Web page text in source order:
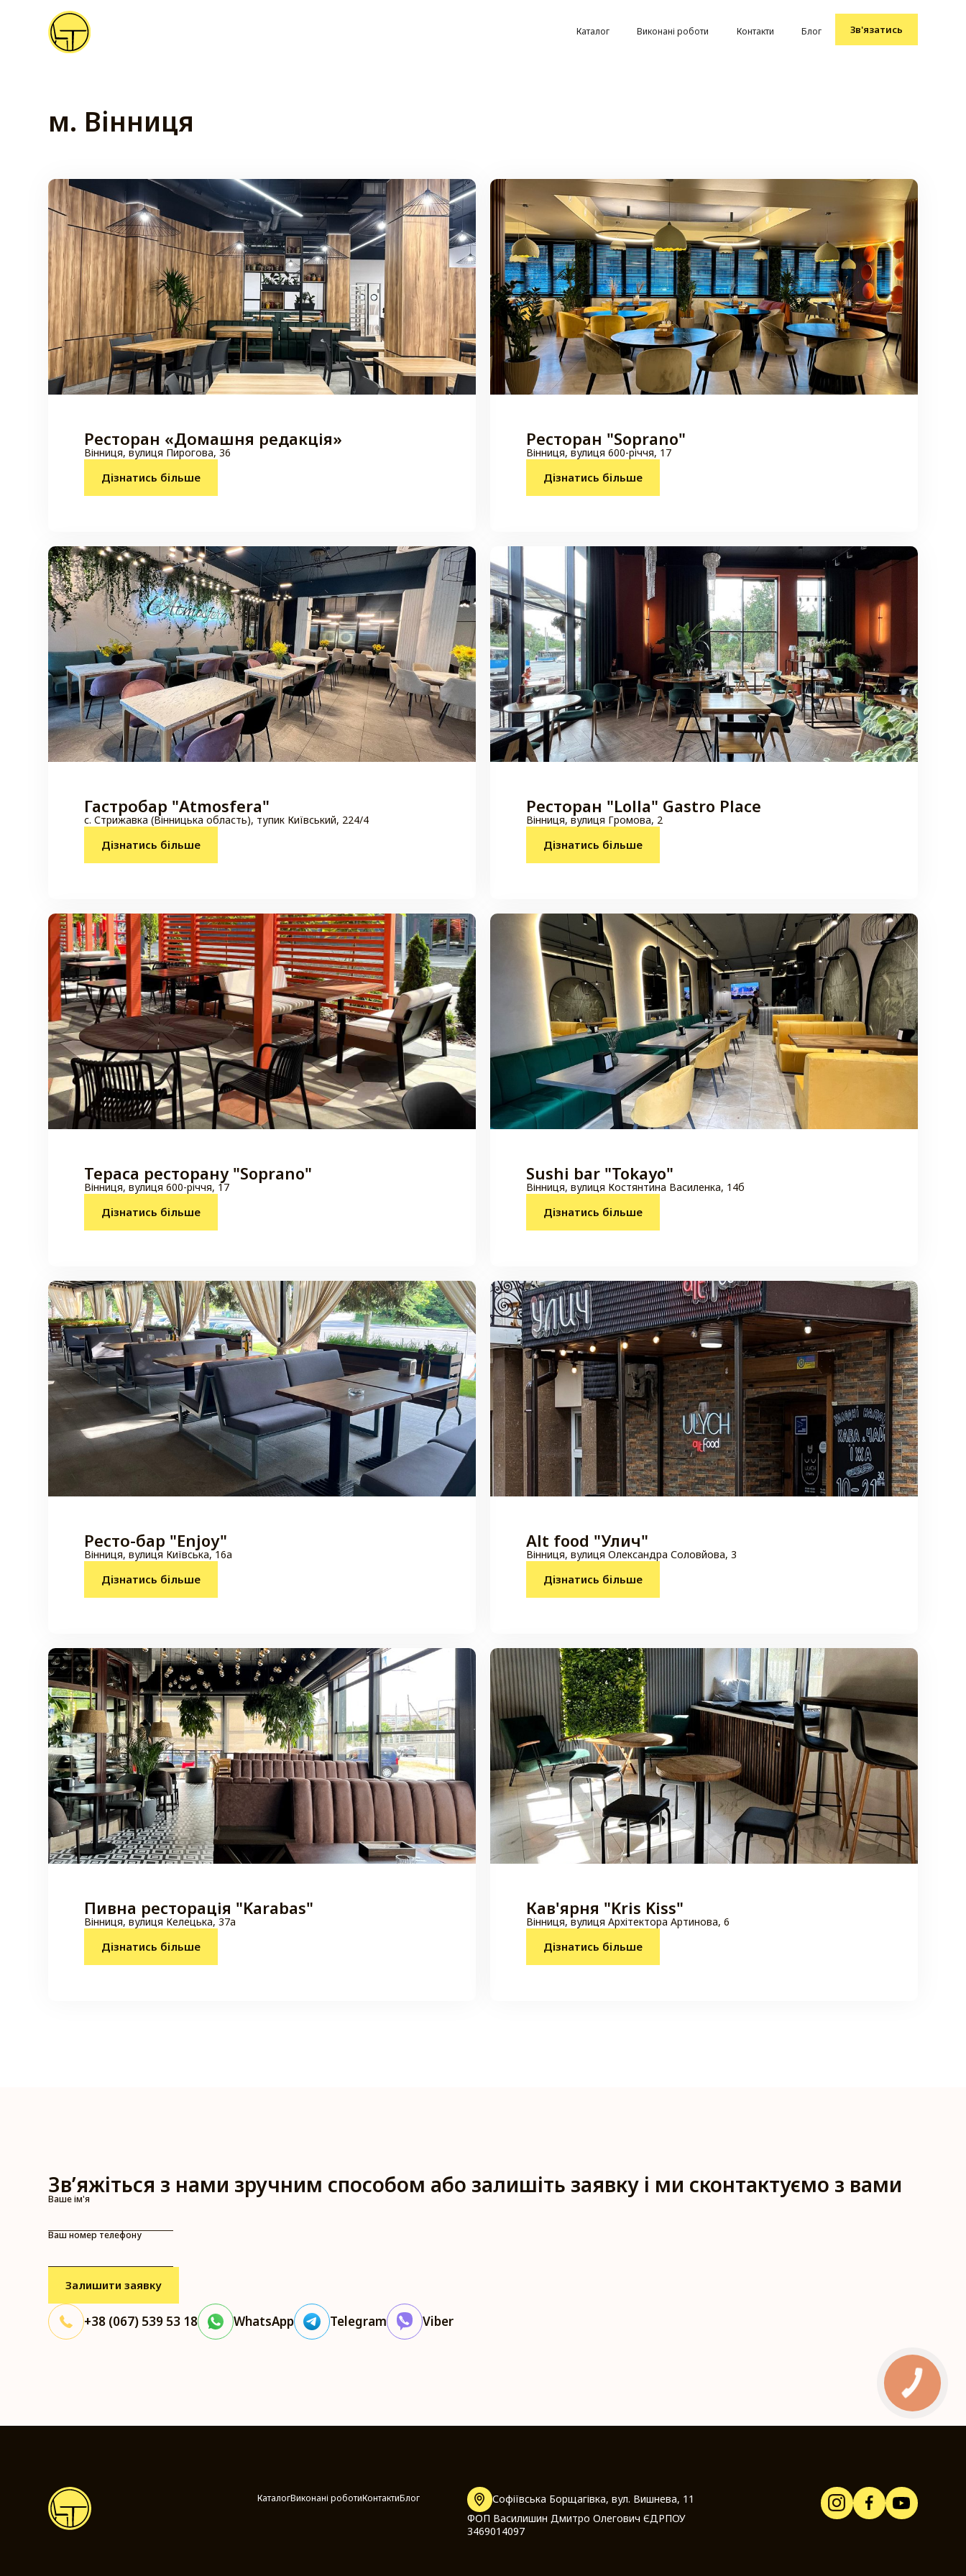
Каталог Виконані роботи Контакти Блог Зв'язатись
м. Вінниця
Ресторан «Домашня редакція»
Вінниця, вулиця Пирогова, 36
Дізнатись більше
Ресторан "Soprano"
Вінниця, вулиця 600-річчя, 17
Дізнатись більше
Гастробар "Atmosfera"
с. Стрижавка (Вінницька область), тупик Київський, 224/4
Дізнатись більше
Ресторан "Lolla" Gastro Place
Вінниця, вулиця Громова, 2
Дізнатись більше
Тераса ресторану "Soprano"
Вінниця, вулиця 600-річчя, 17
Дізнатись більше
Sushi bar "Tokayo"
Вінниця, вулиця Костянтина Василенка, 14б
Дізнатись більше
Ресто-бар "Enjoy"
Вінниця, вулиця Київська, 16а
Дізнатись більше
Alt food "Улич"
Вінниця, вулиця Олександра Соловйова, 3
Дізнатись більше
Пивна ресторація "Karabas"
Вінниця, вулиця Келецька, 37а
Дізнатись більше
Кав'ярня "Kris Kiss"
Вінниця, вулиця Архітектора Артинова, 6
Дізнатись більше
Зв’яжіться з нами зручним способом або залишіть заявку і ми сконтактуємо з вами
Ваше ім'я
Ваш номер телефону
+38 (067) 539 53 18 WhatsApp Telegram Viber
КаталогВиконані роботиКонтактиБлог
Софіївська Борщагівка, вул. Вишнева, 11
ФОП Василишин Дмитро Олегович ЄДРПОУ
3469014097